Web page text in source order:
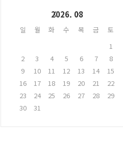
2026. 08
일 월 화 수 목 금
토
1
2
3 4 5 6 7
8
9
10 11 12 13 14
15
16
17 18 19 20 21
22
23
24 25 26 27 28
29
30
31